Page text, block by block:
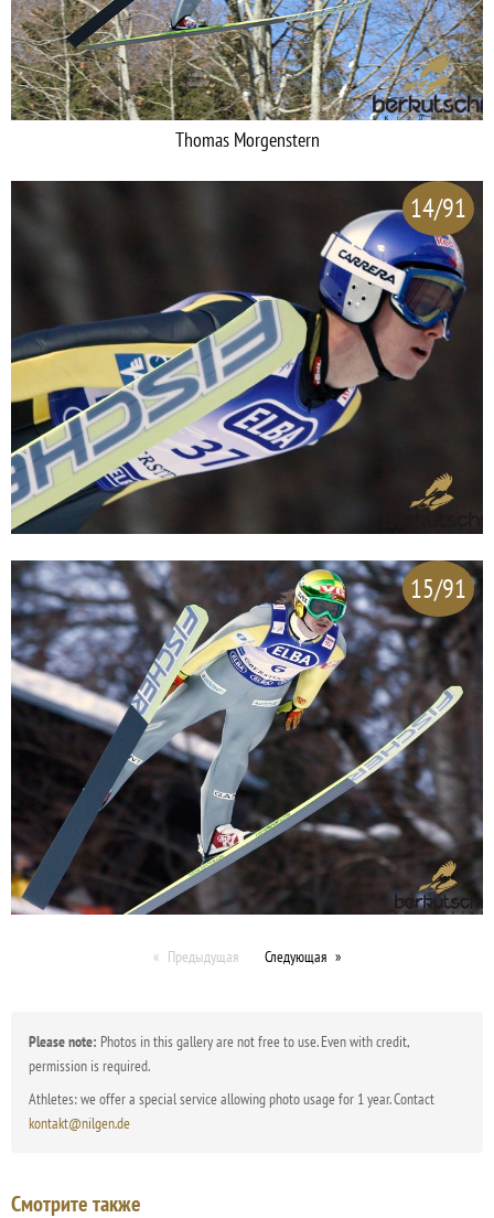
Thomas Morgenstern
14/91
15/91
Предыдущая Следующая
Please note: Photos in this gallery are not free to use. Even with credit,
permission is required.
Athletes: we offer a special service allowing photo usage for 1 year. Contact
kontakt@nilgen.de
Смотрите также